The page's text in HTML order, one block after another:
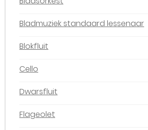
Bladmuziek standaard lessenaar
Blokfluit
Cello
Dwarsfluit
Flageolet